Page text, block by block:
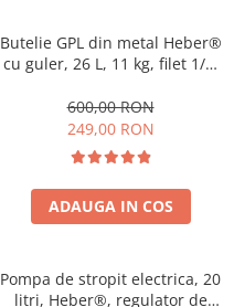
Butelie GPL din metal Heber®
cu guler, 26 L, 11 kg, filet 1/2,
600,00 RON
249,00 RON
ADAUGA IN COS
Pompa de stropit electrica, 20
litri, Heber®, regulator de